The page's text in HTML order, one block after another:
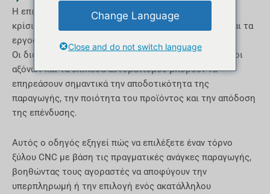
Η επιλογή του σωστού τόρνου ξύλου CNC είναι μια
κρίσιμη απόφαση για τους κατασκευαστές επίπλων και τα
εργοστάσια ξυλουργικής.
Οι διαφορετικές διαμορφώσεις μηχανημάτων, οι τύποι
αξόνων και τα επίπεδα αυτοματισμού μπορούν να
επηρεάσουν σημαντικά την αποδοτικότητα της
παραγωγής, την ποιότητα του προϊόντος και την απόδοση
της επένδυσης.
Αυτός ο οδηγός εξηγεί πώς να επιλέξετε έναν τόρνο
ξύλου CNC με βάση τις πραγματικές ανάγκες παραγωγής,
βοηθώντας τους αγοραστές να αποφύγουν την
υπερπληρωμή ή την επιλογή ενός ακατάλληλου
Change Language
Close and do not switch language